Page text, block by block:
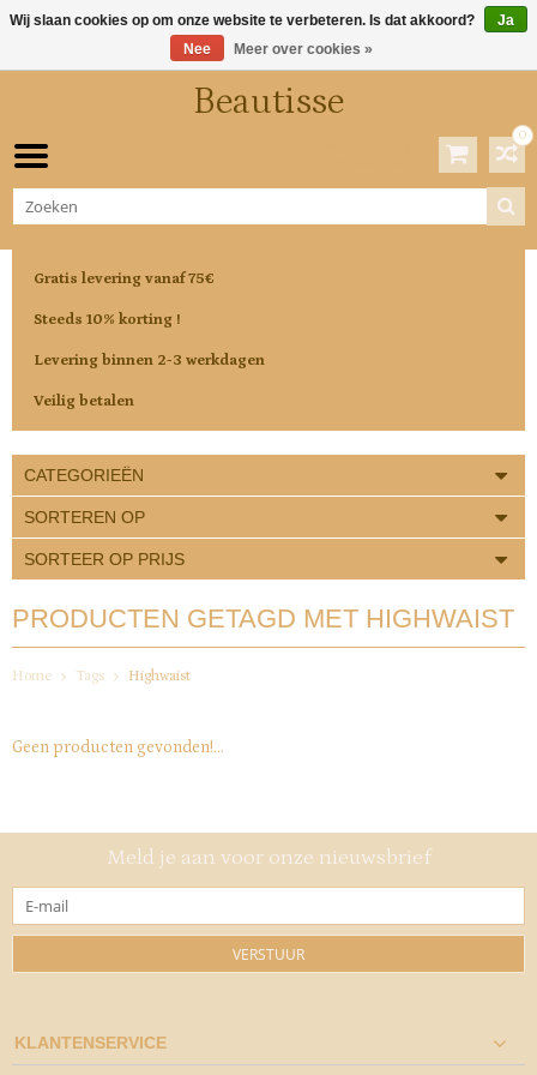
Beautisse
0
Gratis levering vanaf 75€
Steeds 10% korting !
Levering binnen 2-3 werkdagen
Veilig betalen
CATEGORIEËN
SORTEREN OP
SORTEER OP PRIJS
PRODUCTEN GETAGD MET HIGHWAIST
Home Tags Highwaist
Geen producten gevonden!...
Meld je aan voor onze nieuwsbrief
VERSTUUR
KLANTENSERVICE
Wij slaan cookies op om onze website te verbeteren. Is dat akkoord?
Ja
Nee
Meer over cookies »